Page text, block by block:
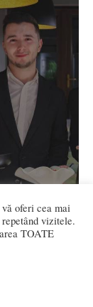
oferi cea mai
vizitele.
TOATE